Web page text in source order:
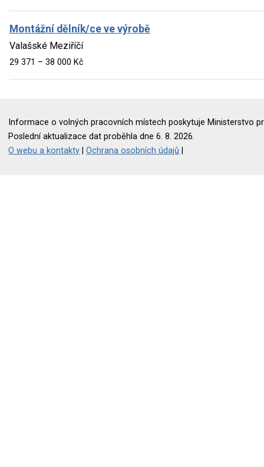
Montážní dělník/ce ve výrobě
Valašské Meziříčí
29 371 – 38 000 Kč
Informace o volných pracovních místech poskytuje Ministerstvo
Poslední aktualizace dat proběhla dne 6. 8. 2026.
O webu a kontakty |Ochrana osobních údajů